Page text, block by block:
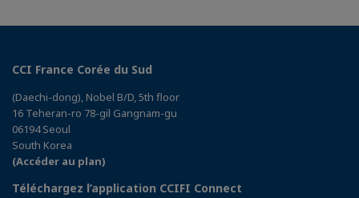
CCI France Corée du Sud
(Daechi-dong), Nobel B/D, 5th floor
16 Teheran-ro 78-gil Gangnam-gu
06194 Seoul
South Korea
(Accéder au plan)
Téléchargez l’application CCIFI Connect